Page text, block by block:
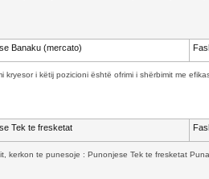
Banaku (mercato)
kryesor i këtij pozicioni është ofrimi i shërbimit me
Tek te fresketat
kerkon te punesoje : Punonjese Tek te fresketat